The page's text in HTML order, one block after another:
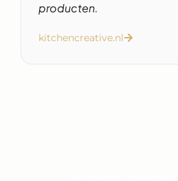
producten.
kitchencreative.nl